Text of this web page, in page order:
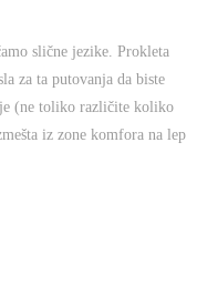
slične jezike. Prokleta
za ta putovanja da biste
(ne toliko različite koliko
iz zone komfora na lep